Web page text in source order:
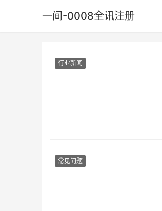
一间-0008全讯注册
行业新闻
常见问题